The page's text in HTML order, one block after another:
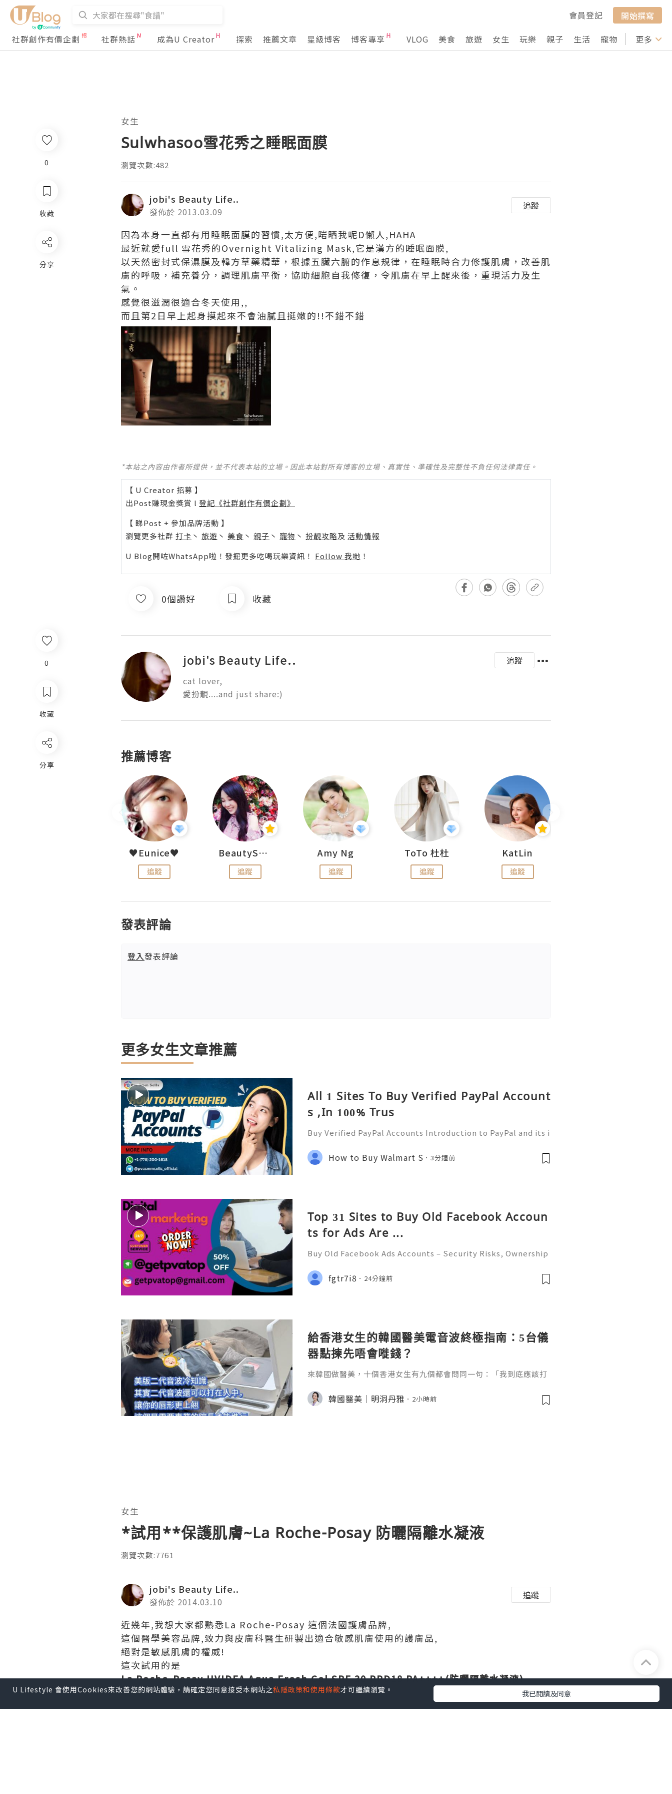
會員登記
開始撰寫
社群創作有價企劃
社群熱話 成為U Creator 探索 推薦文章 星級博客 博客專享 VLOG 美食 旅遊 女生 玩樂 親子 生活 寵物 行山 打卡
更多
0
收藏
分享
女生
Sulwhasoo雪花秀之睡眠面膜
瀏覽次數:482
jobi's Beauty Life..
發佈於 2013.03.09
追蹤
因為本身一直都有用睡眠面膜的習慣,太方便,啱晒我呢D懶人,HAHA
最近就愛full 雪花秀的Overnight Vitalizing Mask,它是漢方的睡眠面膜,
以天然密封式保濕膜及韓方草藥精華，根據五臟六腑的作息規律，在睡眠時合力修護肌膚，改善肌
膚的呼吸，補充養分，調理肌膚平衡，協助細胞自我修復，令肌膚在早上醒來後，重現活力及生
氣。
感覺很滋潤很適合冬天使用,,
而且第2日早上起身摸起來不會油膩且挺嫩的!!不錯不錯
*本站之內容由作者所提供，並不代表本站的立場。因此本站對所有博客的立場、真實性、準確性及完整性不負任何法律責任。
【 U Creator 招募 】
出Post賺現金獎賞 l 登記《社群創作有價企劃》
【 睇Post + 參加品牌活動 】
瀏覽更多社群 打卡 丶 旅遊 丶 美食 丶 親子 丶 寵物 丶 扮靚攻略及 活動情報
U Blog開咗WhatsApp啦！發掘更多吃喝玩樂資訊！ Follow 我哋 ！
0個讚好 收藏
jobi's Beauty Life..
追蹤
cat lover,
愛扮靚....and just share:)
推薦博客
♥Eunice♥
追蹤
BeautySearch
追蹤
Amy Ng
追蹤
ToTo 杜杜
追蹤
KatLin
追蹤
發表評論
登入發表評論
更多女生文章推薦
All 1 Sites To Buy Verified PayPal Account
s ,In 100% Trus
Buy Verified PayPal Accounts Introduction to PayPal and its i
e transactions, PayPal stands out as a trusted ally. This platf
orm has transfor
How to Buy Walmart S 3分鐘前
Top 31 Sites to Buy Old Facebook Accoun
ts​ for Ads Are ...
Buy Old Facebook Ads Accounts – Security Risks, Ownership
✨ INSTANT REPLY GUARANTEED ✨🔥⚡️🌐 ⚡️📱💬🚀 Telegram: @
getpvatop ⚡️📢👤🔔 Telegram Username:
fgtr7i8 24分鐘前
給香港女生的韓國醫美電音波終極指南：5台儀
器點揀先唔會嘥錢？
來韓國做醫美，十個香港女生有九個都會問同一句：「我到底應該打
mage、Ultherapy、OligioX、Sofwave、ONDA... 聽到頭都暈。
其實揀錯，輕則冇效果，重則塊面凹陷。所以今日用一篇文，幫你拆
韓國醫美｜明洞丹雅 2小時前
0
收藏
分享
女生
*試用**保護肌膚~La Roche-Posay 防曬隔離水凝液
瀏覽次數:7761
jobi's Beauty Life..
發佈於 2014.03.10
追蹤
近幾年,我想大家都熟悉La Roche-Posay 這個法國護膚品牌,
這個醫學美容品牌,致力與皮膚科醫生研製出適合敏感肌膚使用的護膚品,
絕對是敏感肌膚的權威!
這次試用的是
La Roche-PosayUVIDEA Aqua Fresh Gel SPF 30 PPD18 PA++++(防曬隔離水凝液)
30ml $270
U Lifestyle 會使用Cookies來改善您的網站體驗，請確定您同意接受本網站之私隱政策和使用條款才可繼續瀏覽。 我已閱讀及同意